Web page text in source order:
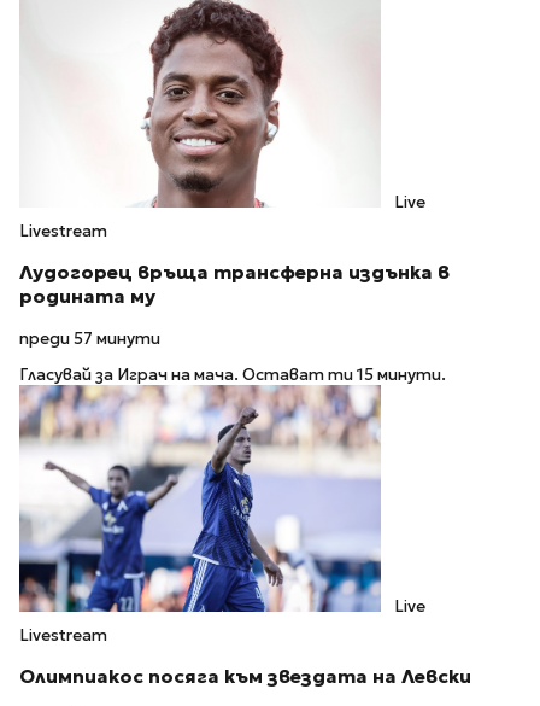
Live
Livestream
Лудогорец връща трансферна издънка в
родината му
преди 57 минути
Гласувай за Играч на мача. Остават ти 15 минути.
Live
Livestream
Олимпиакос посяга към звездата на Левски